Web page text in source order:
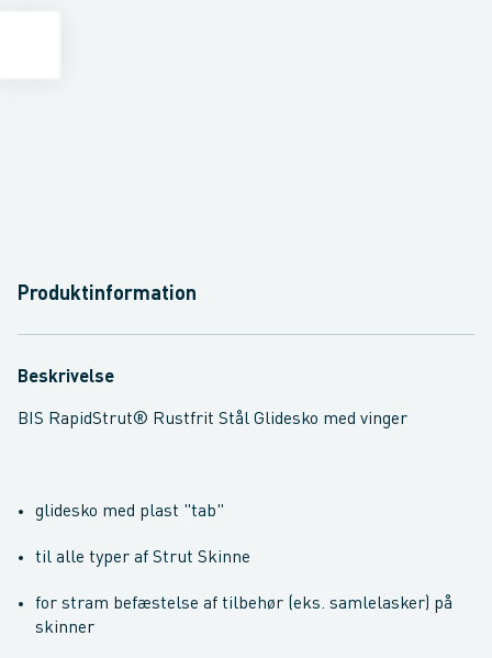
Produktinformation
Beskrivelse
BIS RapidStrut® Rustfrit Stål Glidesko med vinger
glidesko med plast "tab"
til alle typer af Strut Skinne
for stram befæstelse af tilbehør (eks. samlelasker) på
skinner